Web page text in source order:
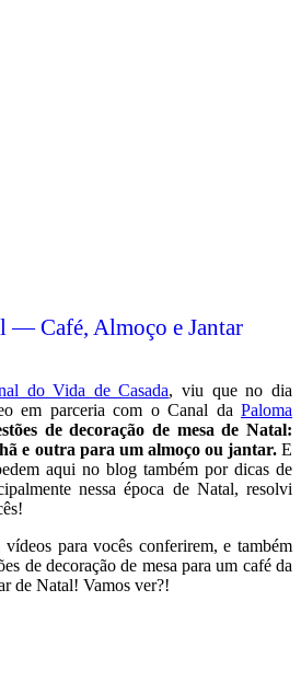
— Café, Almoço e Jantar
do Vida de Casada, viu que no dia
em parceria com o Canal da Paloma
de decoração de mesa de Natal:
e outra para um almoço ou jantar.